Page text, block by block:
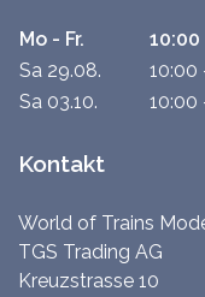
Mo - Fr. 10:00
Sa 29.08.
10:00
Sa 03.10.
10:00
Kontakt
World of Trains
TGS Trading AG
Kreuzstrasse 10